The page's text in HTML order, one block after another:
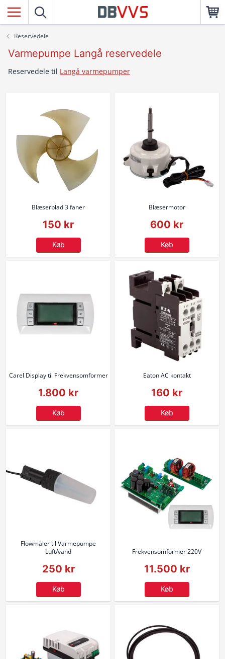
Reservedele
Varmepumpe Langå reservedele
Reservedele til Langå varmepumper
Blæserblad 3 faner
150 kr
Køb
Blæsermotor
600 kr
Køb
Carel Display til Frekvensomformer
1.800 kr
Køb
Eaton AC kontakt
160 kr
Køb
Flowmåler til Varmepumpe
Luft/vand
250 kr
Køb
Frekvensomformer 220V
11.500 kr
Køb